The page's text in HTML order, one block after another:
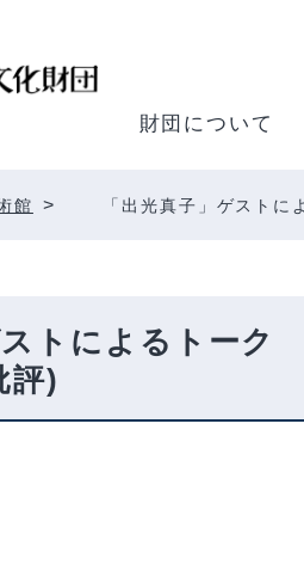
財団について
館 > 「出光真子」ゲスト
ストによるトー
評)